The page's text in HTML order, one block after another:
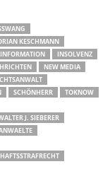
KESCHMANN
INFORMATION
INSOLVENZ
NEW MEDIA
SCHÖNHERR
TOKNOW
J. SIEBERER